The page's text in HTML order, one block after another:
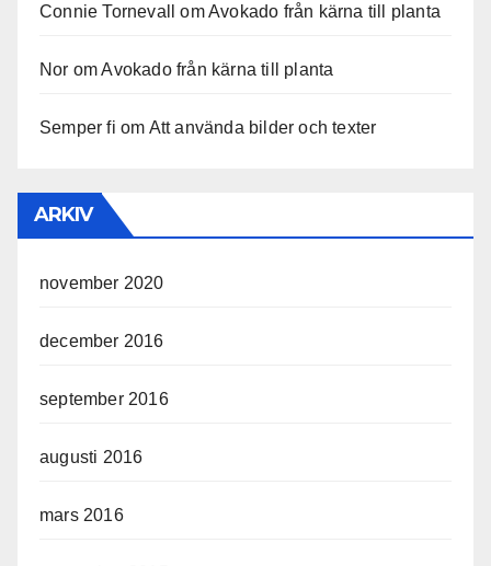
Connie Tornevall omAvokado från kärna till planta
Nor omAvokado från kärna till planta
Semper fi om Att använda bilder och texter
ARKIV
november 2020
december 2016
september 2016
augusti 2016
mars 2016